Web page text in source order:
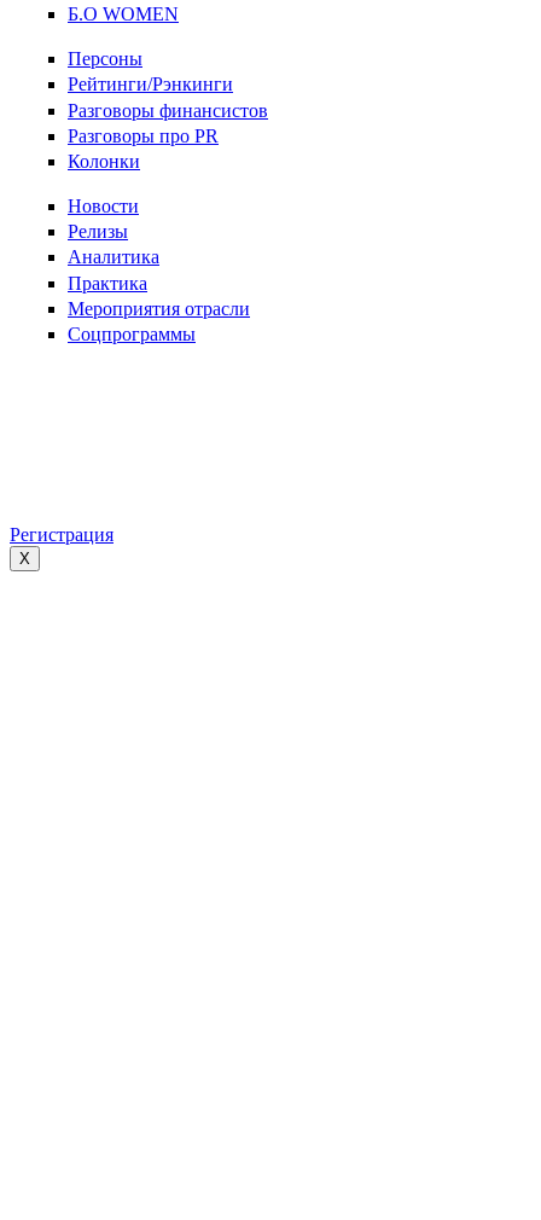
Б.О WOMEN
Персоны
Рейтинги/Рэнкинги
Разговоры финансистов
Разговоры про PR
Колонки
Новости
Релизы
Аналитика
Практика
Мероприятия отрасли
Соцпрограммы
Регистрация
X